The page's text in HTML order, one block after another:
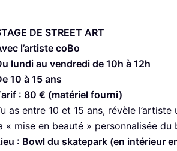
DE STREET ART
l’artiste coBo
lundi au vendredi de 10h à 12h
10 à 15 ans
: 80 € (matériel fourni)
as entre 10 et 15 ans, révèle
« mise en beauté » personnalisée
: Bowl du skatepark (en intérieur